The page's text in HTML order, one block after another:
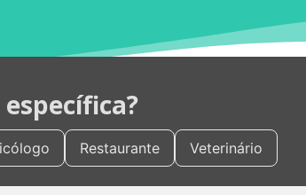
Restaurante Veterinário